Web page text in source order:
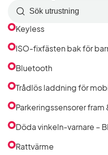
Sök
efter
utrustning
i
Keyless
ISO-fixfästen bak för
Bluetooth
Trådlös laddning för
Parkeringssensorer fram
Döda vinkeln-varnare –
Rattvärme